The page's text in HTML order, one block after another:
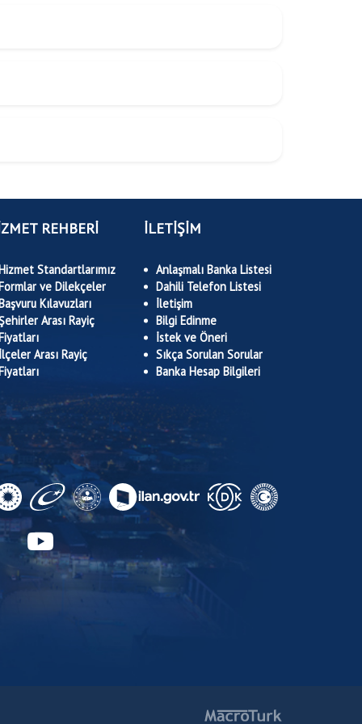
REHBERİ
Standartlarımız
ve Dilekçeler
Kılavuzları
Arası Rayiç
Arası Rayiç
İLETİŞİM
Anlaşmalı Banka Listesi
Dahili Telefon Listesi
İletişim
Bilgi Edinme
İstek ve Öneri
Sıkça Sorulan Sorular
Banka Hesap Bilgileri